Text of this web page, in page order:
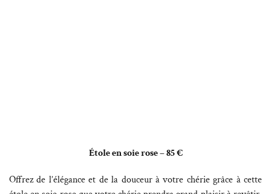
Étole en soie rose – 85 €
Offrez de l’élégance et de la douceur à votre chérie grâce à cette